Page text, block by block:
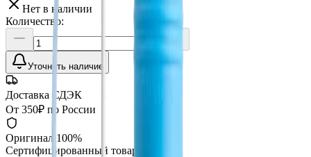
Нет в наличии
Количество:
Уточнить наличие
Доставка СДЭК
От 350₽ по России
Оригинал 100%
Сертифицированный товар